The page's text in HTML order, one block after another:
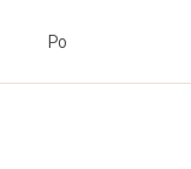
Podmínky